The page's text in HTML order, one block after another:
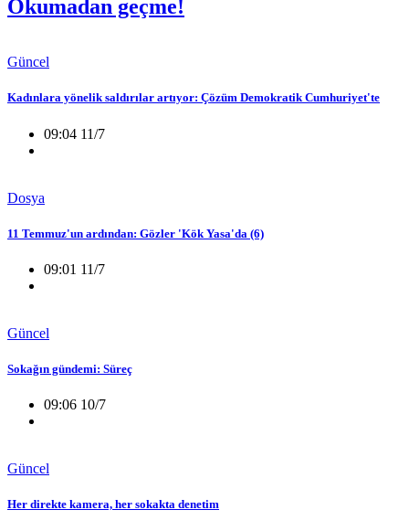
Okumadan geçme!
Güncel
Kadınlara yönelik saldırılar artıyor: Çözüm Demokratik Cumhuriyet'te
09:04 11/7
Dosya
11 Temmuz'un ardından: Gözler 'Kök Yasa'da (6)
09:01 11/7
Güncel
Sokağın gündemi: Süreç
09:06 10/7
Güncel
Her direkte kamera, her sokakta denetim